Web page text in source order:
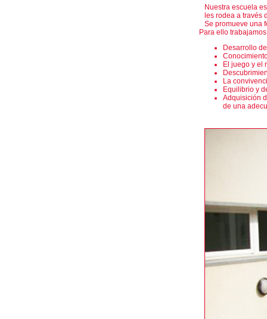
Nuestra escuela
les rodea a través
Se promueve una
Para ello
Desarrollo
El juego y el
La
Equilibrio y
Adquisición
de una